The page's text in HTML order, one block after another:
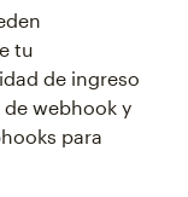
tu
de ingreso
webhook y
para